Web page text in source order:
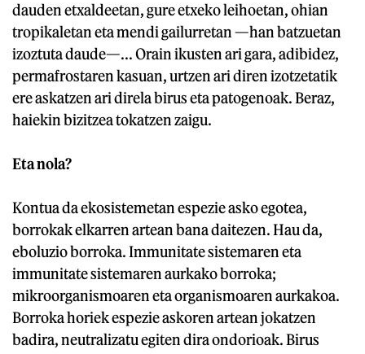
dauden etxaldeetan, gure etxeko leihoetan, ohian
tropikaletan eta mendi gailurretan —han batzuetan
izoztuta daude—... Orain ikusten ari gara, adibidez,
permafrostaren kasuan, urtzen ari diren izotzetatik
ere askatzen ari direla birus eta patogenoak. Beraz,
haiekin bizitzea tokatzen zaigu.
Eta nola?
Kontua da ekosistemetan espezie asko egotea,
borrokak elkarren artean bana daitezen. Hau da,
eboluzio borroka. Immunitate sistemaren eta
immunitate sistemaren aurkako borroka;
mikroorganismoaren eta organismoaren aurkakoa.
Borroka horiek espezie askoren artean jokatzen
badira, neutralizatu egiten dira ondorioak. Birus